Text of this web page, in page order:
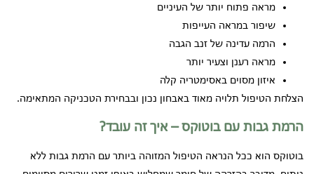
מראה פתוח יותר של העיניים
שיפור במראה העייפות
הרמה עדינה של זנב הגבה
מראה רענן וצעיר יותר
איזון מסוים באסימטריה קלה
הצלחת הטיפול תלויה מאוד באבחון נכון ובבחירת הטכניקה המתאימה.
הרמת גבות עם בוטוקס – איך זה עובד?
בוטוקס הוא ככל הנראה הטיפול המזוהה ביותר עם הרמת גבות ללא